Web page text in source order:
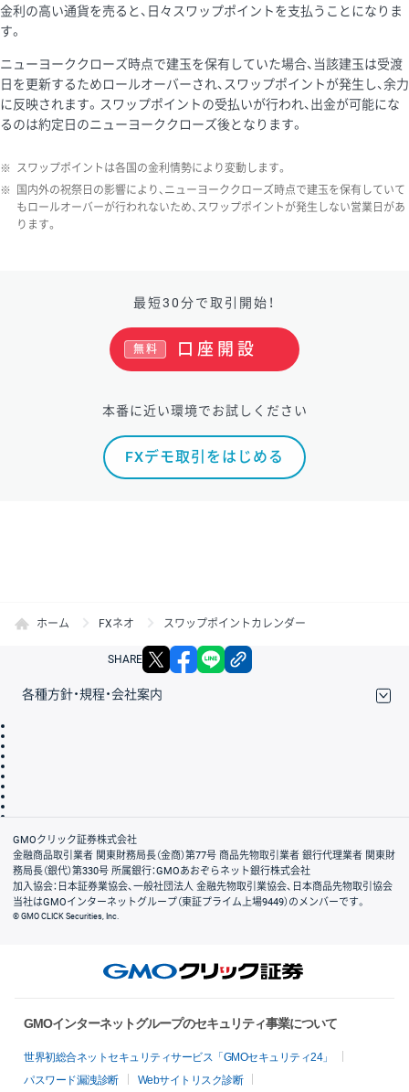
金利の高い通貨を売ると、日々スワップポイントを支払うことになりま
す。
ニューヨーククローズ時点で建玉を保有していた場合、当該建玉は受渡
日を更新するためロールオーバーされ、スワップポイントが発生し、余力
に反映されます。スワップポイントの受払いが行われ、出金が可能にな
るのは約定日のニューヨーククローズ後となります。
※ スワップポイントは各国の金利情勢により変動します。
※
国内外の祝祭日の影響により、ニューヨーククローズ時点で建玉を保有していて
もロールオーバーが行われないため、スワップポイントが発生しない営業日があ
ります。
最短30分で取引開始！
口座開設
無料
本番に近い環境でお試しください
FXデモ取引をはじめる
ホーム FXネオ スワップポイントカレンダー
SHARE X facebook
各種方針・規程・会社案内
会社案内
GMOクリック証券株式会社
金融商品取引業者 関東財務局長（金商）第77号 商品先物取引業者 銀行代理業者 関東財
務局長（銀代）第330号 所属銀行：GMOあおぞらネット銀行株式会社
加入協会：日本証券業協会、一般社団法人 金融先物取引業協会、日本商品先物取引協会
当社はGMOインターネットグループ（東証プライム上場9449）のメンバーです。
© GMO CLICK Securities, Inc.
GMOインターネットグループのセキュリティ事業について
世界初総合ネットセキュリティサービス「GMOセキュリティ24」
パスワード漏洩診断
Webサイトリスク診断